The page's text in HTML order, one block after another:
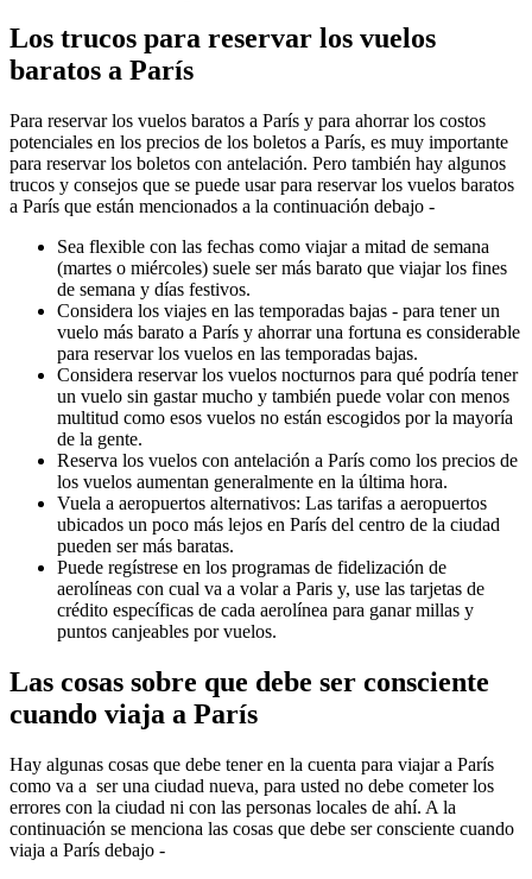
Los trucos para reservar los vuelos
baratos a París
Para reservar los vuelos baratos a París y para ahorrar los costos
potenciales en los precios de los boletos a París, es muy importante
para reservar los boletos con antelación. Pero también hay algunos
trucos y consejos que se puede usar para reservar los vuelos baratos
a París que están mencionados a la continuación debajo -
Sea flexible con las fechas como viajar a mitad de semana
(martes o miércoles) suele ser más barato que viajar los fines
de semana y días festivos.
Considera los viajes en las temporadas bajas - para tener un
vuelo más barato a París y ahorrar una fortuna es considerable
para reservar los vuelos en las temporadas bajas.
Considera reservar los vuelos nocturnos para qué podría tener
un vuelo sin gastar mucho y también puede volar con menos
multitud como esos vuelos no están escogidos por la mayoría
de la gente.
Reserva los vuelos con antelación a París como los precios de
los vuelos aumentan generalmente en la última hora.
Vuela a aeropuertos alternativos: Las tarifas a aeropuertos
ubicados un poco más lejos en París del centro de la ciudad
pueden ser más baratas.
Puede regístrese en los programas de fidelización de
aerolíneas con cual va a volar a Paris y, use las tarjetas de
crédito específicas de cada aerolínea para ganar millas y
puntos canjeables por vuelos.
Las cosas sobre que debe ser consciente
cuando viaja a París
Hay algunas cosas que debe tener en la cuenta para viajar a París
como va a ser una ciudad nueva, para usted no debe cometer los
errores con la ciudad ni con las personas locales de ahí. A la
continuación se menciona las cosas que debe ser consciente cuando
viaja a París debajo -